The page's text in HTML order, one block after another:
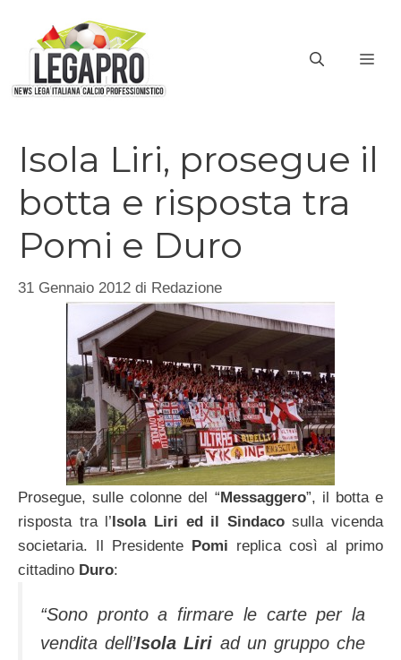
contenuto
Isola Liri, prosegue il
botta e risposta tra
Pomi e Duro
31 Gennaio 2012 di Redazione
Prosegue, sulle colonne del “Messaggero”, il botta e
risposta tra l’Isola Liri ed il Sindacosulla vicenda
societaria. Il Presidente Pomi replica così al primo
cittadino Duro:
“Sono pronto a firmare le carte per la
vendita dell’Isola Liri ad un gruppo che